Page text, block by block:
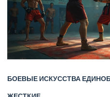
БОЕВЫЕ ИСКУССТВА